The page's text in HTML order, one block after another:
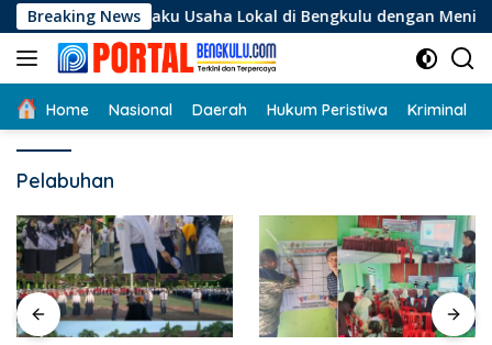
Langsung
ke
konten
Breaking News
Pelaku Usaha Lokal di Bengkulu dengan Meningkatkan
Home Nasional Daerah Hukum Peristiwa Kriminal
Pelabuhan